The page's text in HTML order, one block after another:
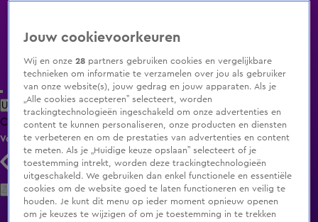
Uitzending Gemist Populaire programma's Zenders Genres
ClipsFilmsRadioSmart TV inlogShop
Volg KIJK
Zoeken
Jouw cookievoorkeuren
Wij en onze28 partners gebruiken cookies en vergelijkbare
technieken om informatie te verzamelen over jou als gebruiker
van onze website(s), jouw gedrag en jouw apparaten. Als je
„Alle cookies accepteren” selecteert, worden
trackingtechnologieën ingeschakeld om onze advertenties en
content te kunnen personaliseren, onze producten en diensten
te verbeteren en om de prestaties van advertenties en content
te meten. Als je „Huidige keuze opslaan” selecteert of je
toestemming intrekt, worden deze trackingtechnologieën
uitgeschakeld. We gebruiken dan enkel functionele en essentiële
cookies om de website goed te laten functioneren en veilig te
houden. Je kunt dit menu op ieder moment opnieuw openen
om je keuzes te wijzigen of om je toestemming in te trekken